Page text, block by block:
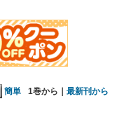
簡単 1巻から｜ 最新刊から